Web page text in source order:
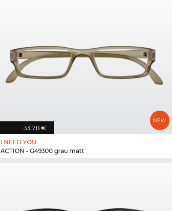
33,78 €
I NEED YOU
ACTION - G49300 grau matt